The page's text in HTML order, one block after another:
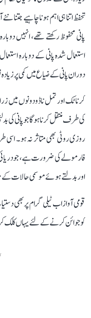
تحفظ اتنا ہی اہم ہونا چاہیے جتنا
پانی محفوظ رکھتے تھے، انہیں
استعمال شدہ پانی کے دوبارہ
دوران پانی کے ضیاع میں کمی پر
کرناٹک اور تمل ناڈو دونوں میں
کی طرف منتقل کرنا ہوگا جو پانی
روزی روٹی بھی متاثر نہ ہو۔
فارمولے کی ضرورت ہے، جو
اور بدلتے ہوئے موسمی حالات کے
قومی آواز اب ٹیلی گرام پر بھی
کو جوائن کرنے کے لئے یہاں کلک